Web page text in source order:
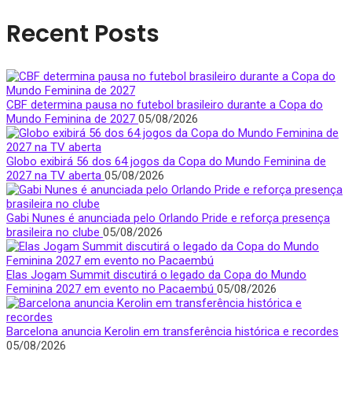
Recent Posts
CBF determina pausa no futebol brasileiro durante a Copa do
Mundo Feminina de 2027 05/08/2026
Globo exibirá 56 dos 64 jogos da Copa do Mundo Feminina de
2027 na TV aberta 05/08/2026
Gabi Nunes é anunciada pelo Orlando Pride e reforça presença
brasileira no clube 05/08/2026
Elas Jogam Summit discutirá o legado da Copa do Mundo
Feminina 2027 em evento no Pacaembú 05/08/2026
Barcelona anuncia Kerolin em transferência histórica e recordes
05/08/2026